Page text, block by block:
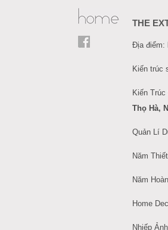
THE
Địa điểm:
Kiến trúc
Kiến
Thọ Hà,
Quản Lí
Năm
Năm
Home
Nhiếp